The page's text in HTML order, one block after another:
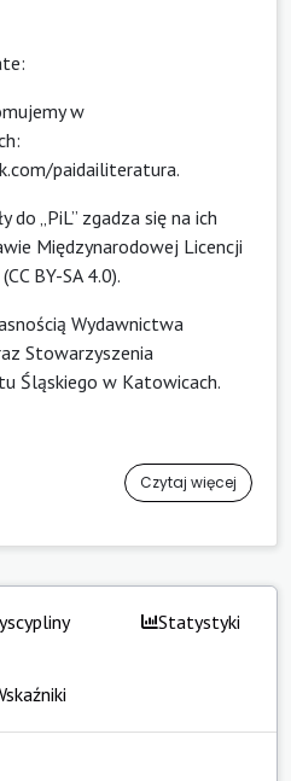
w
paidailiteratura.
do „PiL” zgadza się na ich
Międzynarodowej Licencji
BY-SA 4.0).
Wydawnictwa
Stowarzyszenia
Śląskiego w Katowicach.
Czytaj więcej
Statystyki